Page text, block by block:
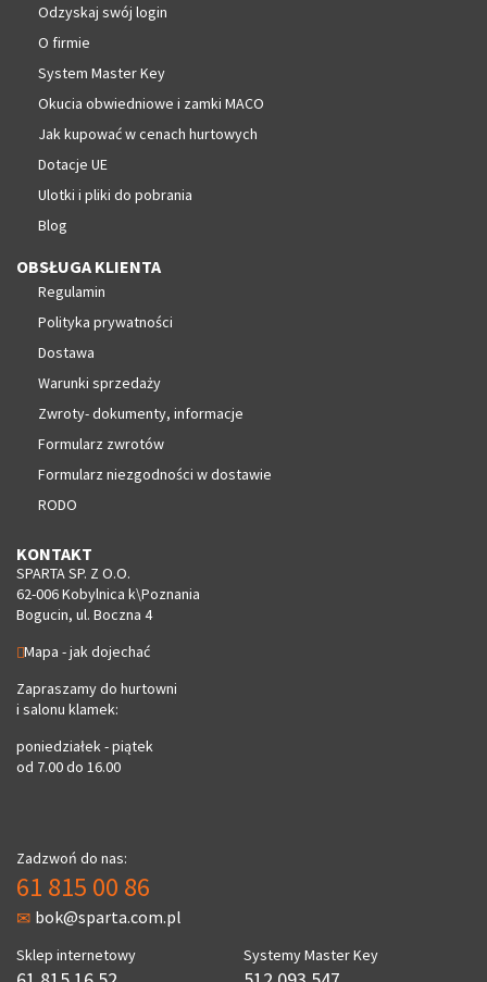
Odzyskaj swój login
O firmie
System Master Key
Okucia obwiedniowe i zamki MACO
Jak kupować w cenach hurtowych
Dotacje UE
Ulotki i pliki do pobrania
Blog
OBSŁUGA KLIENTA
Regulamin
Polityka prywatności
Dostawa
Warunki sprzedaży
Zwroty- dokumenty, informacje
Formularz zwrotów
Formularz niezgodności w dostawie
RODO
KONTAKT
SPARTA SP. Z O.O.
62-006 Kobylnica k\Poznania
Bogucin, ul. Boczna 4
Mapa - jak dojechać
Zapraszamy do hurtowni
i salonu klamek:
poniedziałek - piątek
od 7.00 do 16.00
Zadzwoń do nas:
61 815 00 86
bok@sparta.com.pl
Sklep internetowy Systemy Master Key